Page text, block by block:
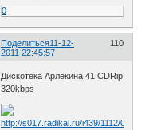
0
Поделиться 110
11-12-
2011 22:45:57
Дискотека Арлекина 41 CDRip
320kbps